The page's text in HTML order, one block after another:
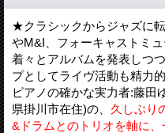
★クラシックからジャズに
やM&I、フォーキャストミ
着々とアルバムを発表しつ
プとしてライヴ活動も精力
ピアノの確かな実力者:藤田
県掛川市在住)の、 久しぶり
&ドラムとのトリオを軸に